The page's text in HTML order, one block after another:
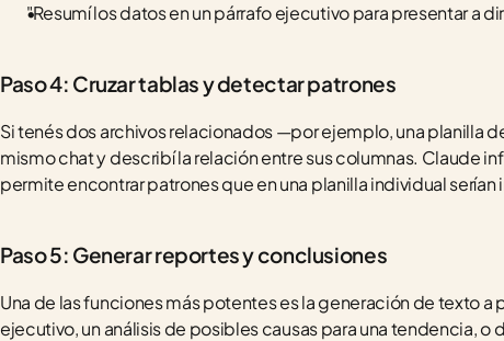
"Resumí los datos en un párrafo ejecutivo para presentar a
Paso 4: Cruzar tablas y detectar patrones
Si tenés dos archivos relacionados —por ejemplo, una planilla
mismo chat y describí la relación entre sus columnas. Claude
permite encontrar patrones que en una planilla individual serían
Paso 5: Generar reportes y conclusiones
Una de las funciones más potentes es la generación de texto
ejecutivo, un análisis de posibles causas para una tendencia,